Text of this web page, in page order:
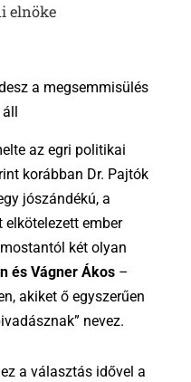
elnöke
a megsemmisülés
az egri politikai
korábban Dr. Pajtók
jószándékú, a
elkötelezett ember
két olyan
és Vágner Ákos–
akiket ő egyszerűen
nevez.
a választás idővel a